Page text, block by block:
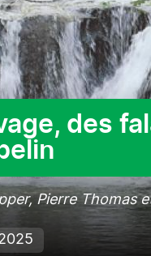
des
Pierre Thomas